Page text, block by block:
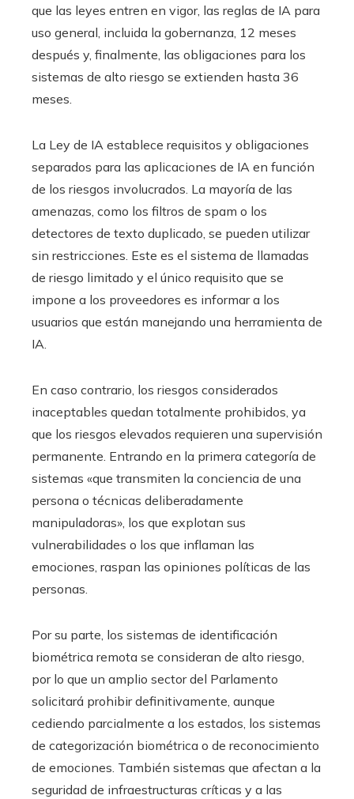
que las leyes entren en vigor, las reglas de IA para
uso general, incluida la gobernanza, 12 meses
después y, finalmente, las obligaciones para los
sistemas de alto riesgo se extienden hasta 36
meses.
La Ley de IA establece requisitos y obligaciones
separados para las aplicaciones de IA en función
de los riesgos involucrados. La mayoría de las
amenazas, como los filtros de spam o los
detectores de texto duplicado, se pueden utilizar
sin restricciones. Este es el sistema de llamadas
de riesgo limitado y el único requisito que se
impone a los proveedores es informar a los
usuarios que están manejando una herramienta de
IA.
En caso contrario, los riesgos considerados
inaceptables quedan totalmente prohibidos, ya
que los riesgos elevados requieren una supervisión
permanente. Entrando en la primera categoría de
sistemas «que transmiten la conciencia de una
persona o técnicas deliberadamente
manipuladoras», los que explotan sus
vulnerabilidades o los que inflaman las
emociones, raspan las opiniones políticas de las
personas.
Por su parte, los sistemas de identificación
biométrica remota se consideran de alto riesgo,
por lo que un amplio sector del Parlamento
solicitará prohibir definitivamente, aunque
cediendo parcialmente a los estados, los sistemas
de categorización biométrica o de reconocimiento
de emociones. También sistemas que afectan a la
seguridad de infraestructuras críticas y a las